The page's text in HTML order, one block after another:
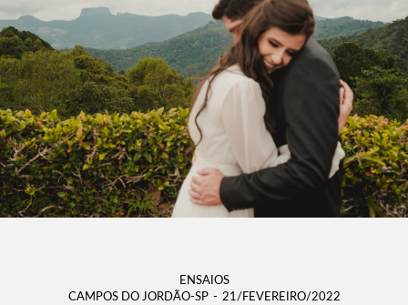
ENSAIOS
CAMPOS DO JORDÃO-SP
21/FEVEREIRO/2022